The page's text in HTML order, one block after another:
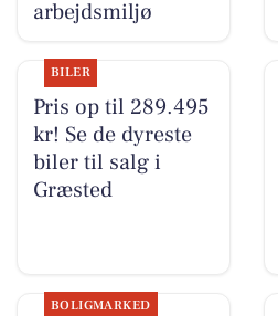
arbejdsmiljø
BILER
Pris op til 289.495
kr! Se de dyreste
biler til salg i
Græsted
BOLIGMARKED